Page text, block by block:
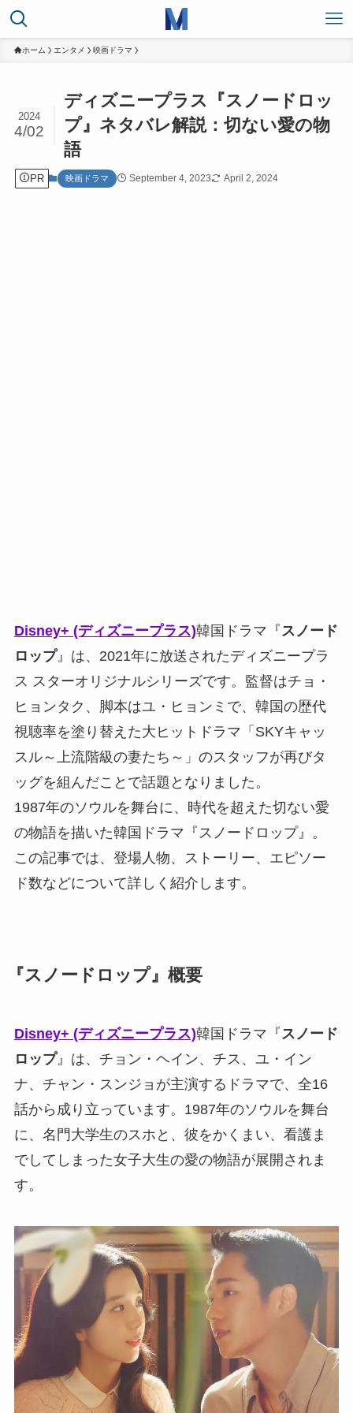
ホーム エンタメ 映画ドラマ
ディズニープラス『スノードロッ
プ』ネタバレ解説：切ない愛の物
語
2024
4/02
PR 映画ドラマ September 4, 2023 April 2, 2024
Disney+ (ディズニープラス)韓国ドラマ『スノード
ロップ』は、2021年に放送されたディズニープラ
ス スターオリジナルシリーズです。監督はチョ・
ヒョンタク、脚本はユ・ヒョンミで、韓国の歴代
視聴率を塗り替えた大ヒットドラマ「SKYキャッ
スル～上流階級の妻たち～」のスタッフが再びタ
ッグを組んだことで話題となりました。
1987年のソウルを舞台に、時代を超えた切ない愛
の物語を描いた韓国ドラマ『スノードロップ』。
この記事では、登場人物、ストーリー、エピソー
ド数などについて詳しく紹介します。
『スノードロップ』概要
Disney+ (ディズニープラス)韓国ドラマ『スノード
ロップ』は、チョン・ヘイン、チス、ユ・イン
ナ、チャン・スンジョが主演するドラマで、全16
話から成り立っています。1987年のソウルを舞台
に、名門大学生のスホと、彼をかくまい、看護ま
でしてしまった女子大生の愛の物語が展開されま
す。